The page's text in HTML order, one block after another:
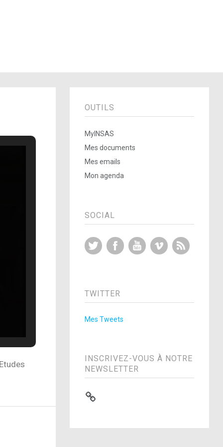
OUTILS
MyINSAS
Mes documents
Mes emails
Mon agenda
SOCIAL
Twitter FacebookYouTubeVimeo
TWITTER
Mes Tweets
INSCRIVEZ-VOUS À NOTRE
NEWSLETTER